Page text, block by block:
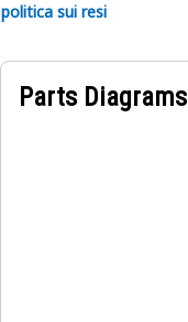
politica sui resi
Parts Diagrams